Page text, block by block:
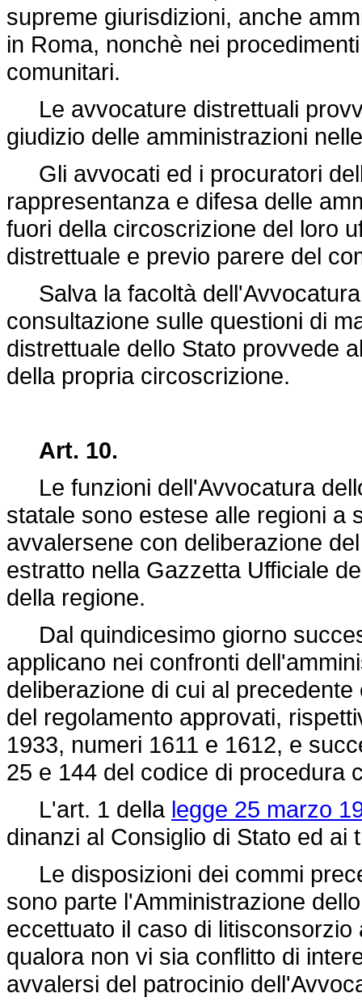
supreme giurisdizioni, anche
in Roma, nonchè nei
comunitari.
Le avvocature distrettuali
giudizio delle amministrazioni
Gli avvocati ed i procuratori
rappresentanza e difesa delle
fuori della circoscrizione del loro
distrettuale e previo parere del
Salva la facoltà
consultazione sulle questioni di
distrettuale dello Stato provvede
della propria circoscrizione.
Art. 10.
Le funzioni dell'Avvocatura
statale sono estese alle regioni a
avvalersene con deliberazione
estratto nella Gazzetta Ufficiale
della regione.
Dal quindicesimo giorno
applicano nei confronti
deliberazione di cui al
del regolamento approvati,
1933, numeri 1611 e 1612, e
25 e 144 del codice di procedura
L'art. 1 della legge 25 marzo
dinanzi al Consiglio di Stato ed ai
Le disposizioni dei commi
sono parte l'Amministrazione
eccettuato il caso di
qualora non vi sia conflitto di
avvalersi del patrocinio